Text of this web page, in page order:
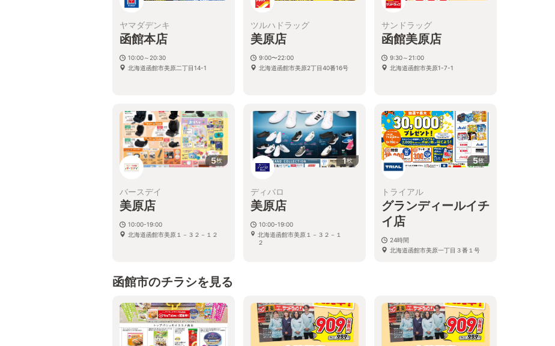
ヤマダデンキ
函館本店
10:00～20:30
北海道函館市美原二丁目14-1
ツルハドラッグ
美原店
9:00〜22:00
北海道函館市美原2丁目40番16号
サンドラッグ
函館美原店
9:30～21:00
北海道函館市美原1-7-1
5枚
バースデイ
美原店
10:00-19:00
北海道函館市美原１－３２－１２
1枚
ディバロ
美原店
10:00-19:00
北海道函館市美原１－３２－１
２
5枚
トライアル
グランディールイチ
イ店
24時間
北海道函館市美原一丁目３番１号
函館市のチラシを見る